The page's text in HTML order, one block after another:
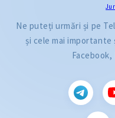
Ne puteți urmări și pe
și cele mai importante